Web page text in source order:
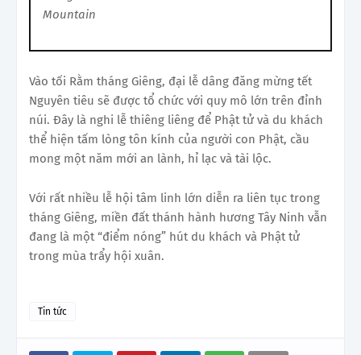
Mountain
Vào tối Rằm tháng Giêng, đại lễ dâng đăng mừng tết
Nguyên tiêu sẽ được tổ chức với quy mô lớn trên đỉnh
núi. Đây là nghi lễ thiêng liêng để Phật tử và du khách
thể hiện tấm lòng tôn kính của người con Phật, cầu
mong một năm mới an lành, hỉ lạc và tài lộc.
Với rất nhiều lễ hội tâm linh lớn diễn ra liên tục trong
tháng Giêng, miền đất thánh hành hương Tây Ninh vẫn
đang là một “điểm nóng” hút du khách và Phật tử
trong mùa trẩy hội xuân.
Tin tức